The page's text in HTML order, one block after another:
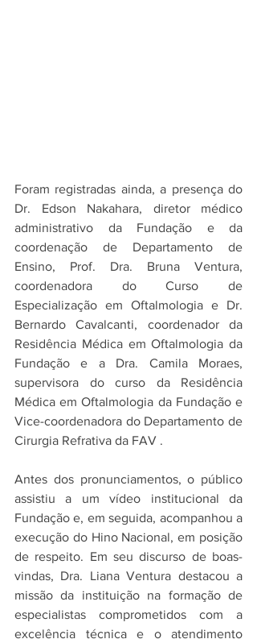
Foram registradas ainda, a presença do
Dr. Edson Nakahara, diretor médico
administrativo da Fundação e da
coordenação de Departamento de
Ensino, Prof. Dra. Bruna Ventura,
coordenadora do Curso de
Especialização em Oftalmologia e Dr.
Bernardo Cavalcanti, coordenador da
Residência Médica em Oftalmologia da
Fundação e a Dra. Camila Moraes,
supervisora do curso da Residência
Médica em Oftalmologia da Fundação e
Vice-coordenadora do Departamento de
Cirurgia Refrativa da FAV .
Antes dos pronunciamentos, o público
assistiu a um vídeo institucional da
Fundação e, em seguida, acompanhou a
execução do Hino Nacional, em posição
de respeito. Em seu discurso de boas-
vindas, Dra. Liana Ventura destacou a
missão da instituição na formação de
especialistas comprometidos com a
excelência técnica e o atendimento